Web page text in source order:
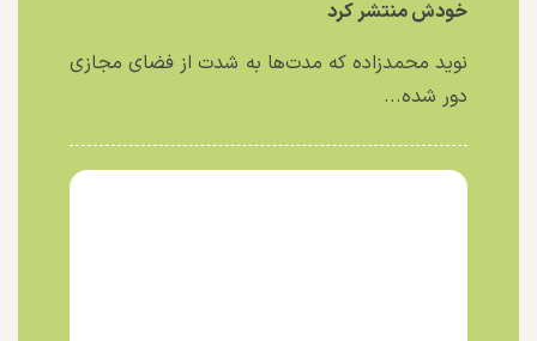
خودش منتشر کرد
نوید محمدزاده که مدت‌ها به شدت از فضای مجازی
دور شده...